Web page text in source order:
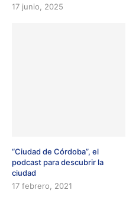
17 junio, 2025
“Ciudad de Córdoba”, el
podcast para descubrir la
ciudad
17 febrero, 2021